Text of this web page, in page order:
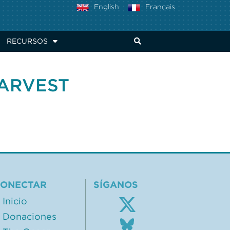
Français
English
RECURSOS
EVALUATION
Inicio
Donaciones
SÍGANOS
Follow